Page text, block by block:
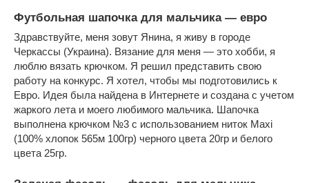
Футбольная шапочка для мальчика — евро
Здравствуйте, меня зовут Янина, я живу в городе
Черкассы (Украина). Вязание для меня — это хобби, я
люблю вязать крючком. Я решил представить свою
работу на конкурс. Я хотел, чтобы мы подготовились к
Евро. Идея была найдена в Интернете и создана с учетом
жаркого лета и моего любимого мальчика. Шапочка
выполнена крючком №3 с использованием ниток Maxi
(100% хлопок 565м 100гр) черного цвета 20гр и белого
цвета 25гр.